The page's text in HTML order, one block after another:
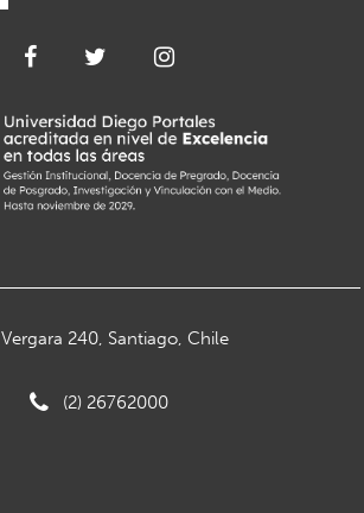
Vergara 240, Santiago, Chile
(2) 26762000